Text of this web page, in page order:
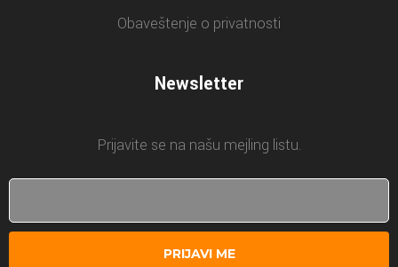
Obaveštenje o privatnosti
Newsletter
Prijavite se na našu mejling listu.
PRIJAVI ME